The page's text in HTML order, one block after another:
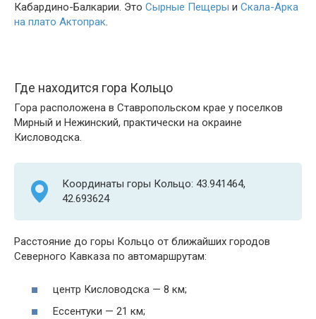
Кабардино-Балкарии. Это Сырные Пещеры и Скала-Арка
на плато Актопрак.
Где находится гора Кольцо
Гора расположена в Ставропольском крае у поселков
Мирный и Нежинский, практически на окраине
Кисловодска.
Координаты горы Кольцо: 43.941464,
42.693624
Расстояние до горы Кольцо от ближайших городов
Северного Кавказа по автомаршрутам:
центр Кисловодска — 8 км;
Ессентуки — 21 км;